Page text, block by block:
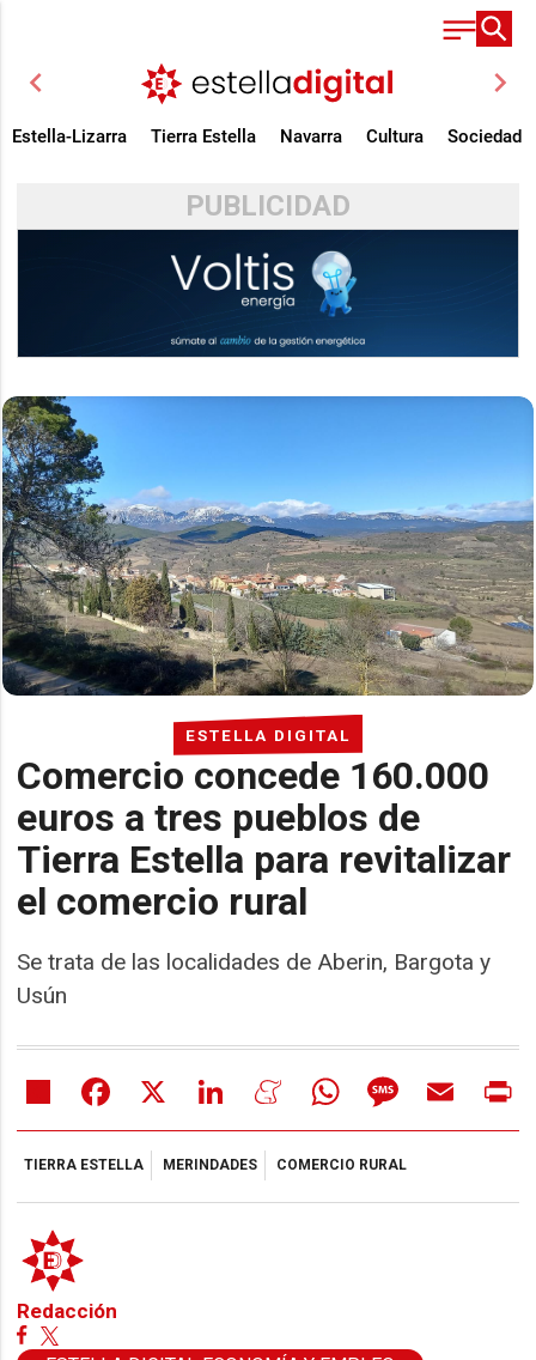
chevron_left chevron_right
Estella-Lizarra Tierra Estella Navarra Cultura Sociedad
PUBLICIDAD
ESTELLA DIGITAL
Comercio concede 160.000
euros a tres pueblos de
Tierra Estella para revitalizar
el comercio rural
Se trata de las localidades de Aberin, Bargota y
Usún
Share Facebook LinkedIn MeneameWhatsAppMessageEmail
TIERRA ESTELLA MERINDADES COMERCIO RURAL
Redacción